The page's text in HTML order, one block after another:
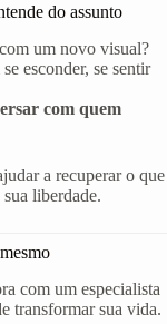
do assunto
um novo visual?
esconder, se sentir
com quem
a recuperar o que
liberdade.
com um especialista
transformar sua vida.